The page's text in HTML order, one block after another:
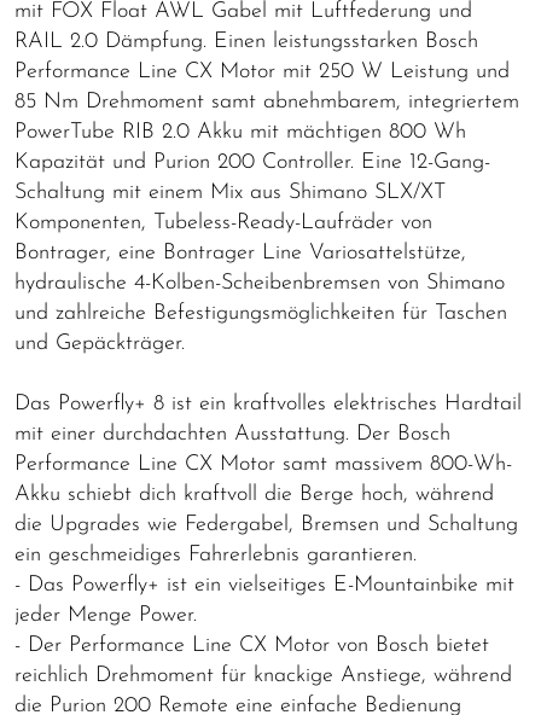
mit FOX Float AWL Gabel mit Luftfederung und
RAIL 2.0 Dämpfung. Einen leistungsstarken Bosch
Performance Line CX Motor mit 250 W Leistung und
85 Nm Drehmoment samt abnehmbarem, integriertem
PowerTube RIB 2.0 Akku mit mächtigen 800 Wh
Kapazität und Purion 200 Controller. Eine 12-Gang-
Schaltung mit einem Mix aus Shimano SLX/XT
Komponenten, Tubeless-Ready-Laufräder von
Bontrager, eine Bontrager Line Variosattelstütze,
hydraulische 4-Kolben-Scheibenbremsen von Shimano
und zahlreiche Befestigungsmöglichkeiten für Taschen
und Gepäckträger.
Das Powerfly+ 8 ist ein kraftvolles elektrisches Hardtail
mit einer durchdachten Ausstattung. Der Bosch
Performance Line CX Motor samt massivem 800-Wh-
Akku schiebt dich kraftvoll die Berge hoch, während
die Upgrades wie Federgabel, Bremsen und Schaltung
ein geschmeidiges Fahrerlebnis garantieren.
- Das Powerfly+ ist ein vielseitiges E-Mountainbike mit
jeder Menge Power.
- Der Performance Line CX Motor von Bosch bietet
reichlich Drehmoment für knackige Anstiege, während
die Purion 200 Remote eine einfache Bedienung